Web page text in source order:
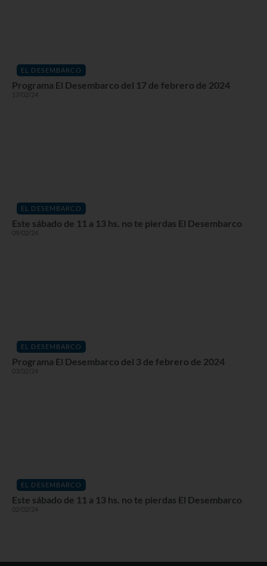
EL DESEMBARCO
Programa El Desembarco del 17 de febrero de 2024
17/02/24
EL DESEMBARCO
Este sábado de 11 a 13 hs. no te pierdas El Desembarco
09/02/24
EL DESEMBARCO
Programa El Desembarco del 3 de febrero de 2024
03/02/24
EL DESEMBARCO
Este sábado de 11 a 13 hs. no te pierdas El Desembarco
02/02/24